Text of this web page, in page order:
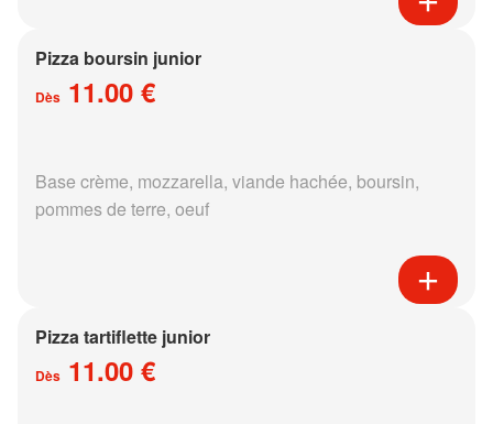
Pizza boursin junior
Dès 11.00 €
Base crème, mozzarella, viande hachée, boursin,
pommes de terre, oeuf
Pizza tartiflette junior
Dès 11.00 €